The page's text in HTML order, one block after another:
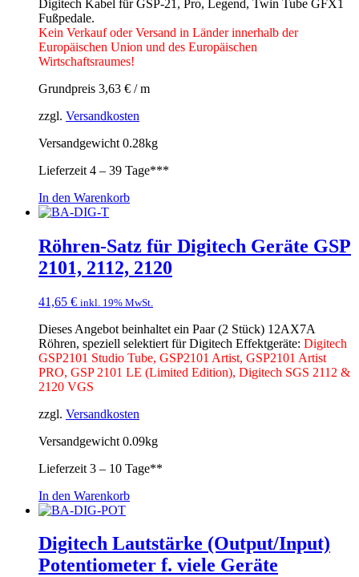
Digitech Kabel für GSP-21, Pro, Legend, Twin Tube GFX1
Fußpedale.
Kein Verkauf oder Versand in Länder innerhalb der
Europäischen Union und des Europäischen
Wirtschaftsraumes!
Grundpreis 3,63 € /m
zzgl. Versandkosten
Versandgewicht 0.28kg
Lieferzeit 4 – 39 Tage***
In den Warenkorb
Röhren-Satz für Digitech Geräte GSP
2101, 2112, 2120
41,65 € inkl. 19% MwSt.
Dieses Angebot beinhaltet ein Paar (2 Stück) 12AX7A
Röhren, speziell selektiert für Digitech Effektgeräte: Digitech
GSP2101 Studio Tube, GSP2101 Artist, GSP2101 Artist
PRO, GSP 2101 LE (Limited Edition), Digitech SGS 2112 &
2120 VGS
zzgl. Versandkosten
Versandgewicht 0.09kg
Lieferzeit 3 – 10 Tage**
In den Warenkorb
Digitech Lautstärke (Output/Input)
Potentiometer f. viele Geräte